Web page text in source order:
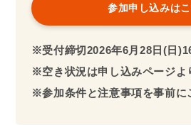
参加申し込みは
※受付締切2026年6月28日(日
※空き状況は申し込みページよ
※参加条件と注意事項を事前に